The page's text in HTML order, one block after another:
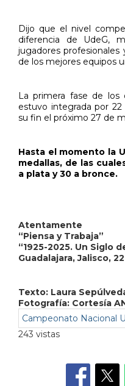
Dijo que el nivel
diferencia de UdeG,
jugadores
de los mejores equipos
La primera fase de los
estuvo integrada por 22
su fin el próximo 27 de
Hasta el momento la
medallas, de las
a plata y 30 a bronce.
Atentamente
“Piensa y Trabaja”
“1925-2025. Un Siglo
Guadalajara, Jalisco,
Texto: Laura
Fotografía: Cortesía
Campeonato Nacional
243 vistas